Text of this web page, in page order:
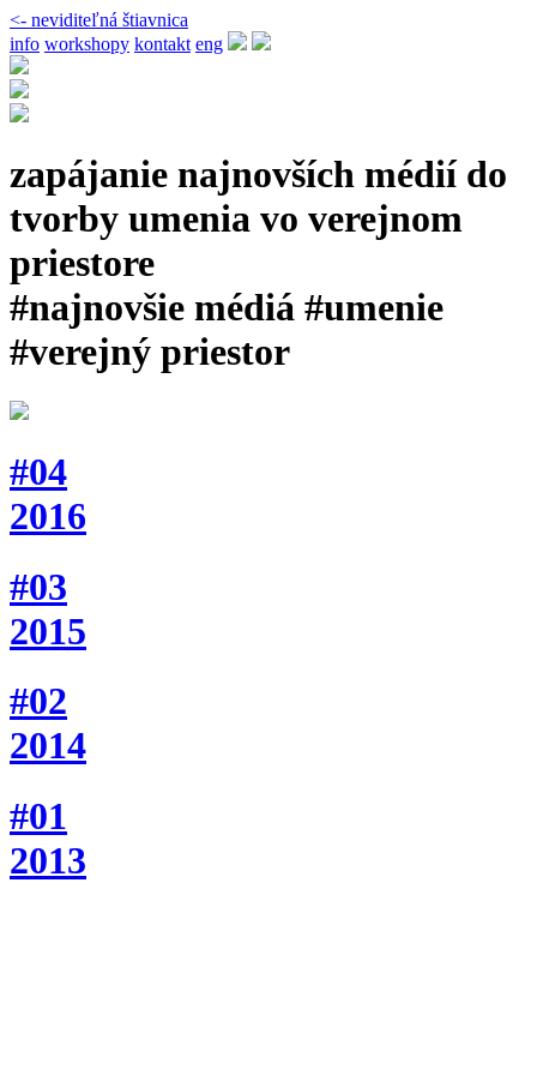
<- neviditeľná štiavnica
info workshopy kontakt eng
zapájanie najnovších médií do
tvorby umenia vo verejnom
priestore
#najnovšie médiá #umenie
#verejný priestor
#04
2016
#03
2015
#02
2014
#01
2013